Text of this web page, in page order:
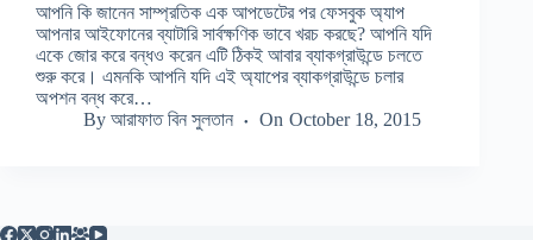
আপনি কি জানেন সাম্প্রতিক এক আপডেটের পর ফেসবুক অ্যাপ
আপনার আইফোনের ব্যাটারি সার্বক্ষণিক ভাবে খরচ করছে? আপনি যদি
একে জোর করে বন্ধও করেন এটি ঠিকই আবার ব্যাকগ্রাউন্ডে চলতে
শুরু করে। এমনকি আপনি যদি এই অ্যাপের ব্যাকগ্রাউন্ডে চলার
অপশন বন্ধ করে…
By আরাফাত বিন সুলতান On October 18, 2015